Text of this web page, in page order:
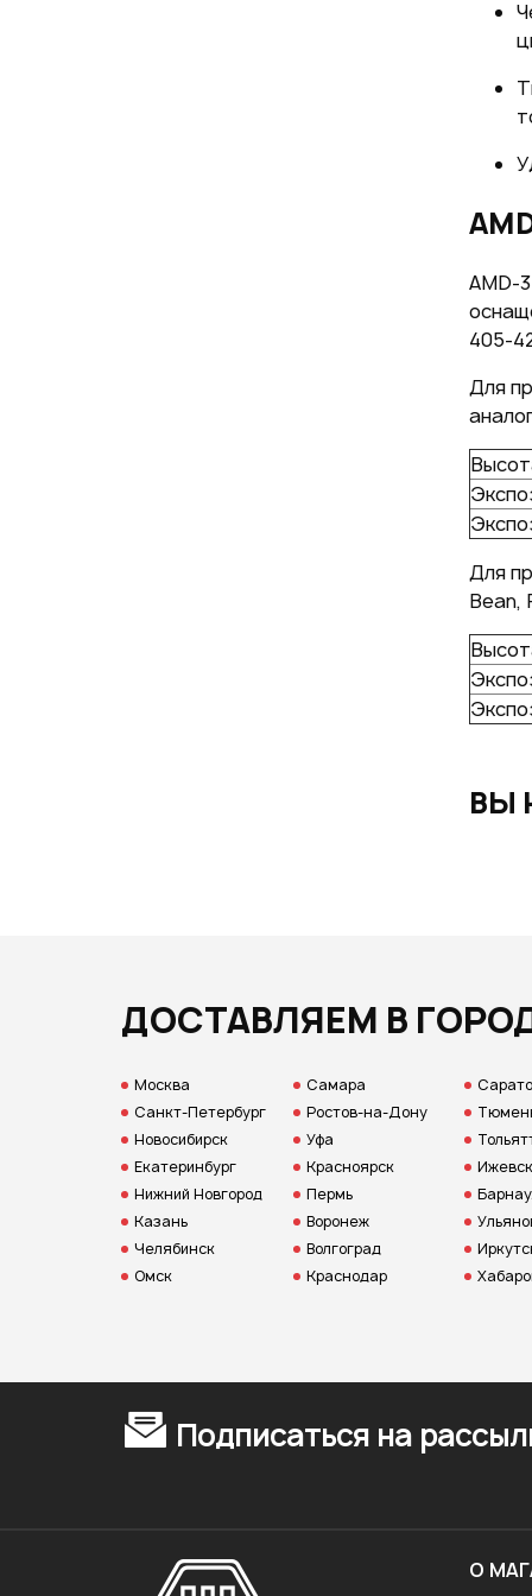
AMD-
405-
Для
Для
Bean,
ВЫ
ДОСТАВЛЯЕМ В
Москва
Санкт-Петербург
Новосибирск
Екатеринбург
Нижний Новгород
Казань
Челябинск
Омск
Самара
Ростов-на-Дону
Уфа
Красноярск
Пермь
Воронеж
Волгоград
Краснодар
Ижевск
Подписаться на
О